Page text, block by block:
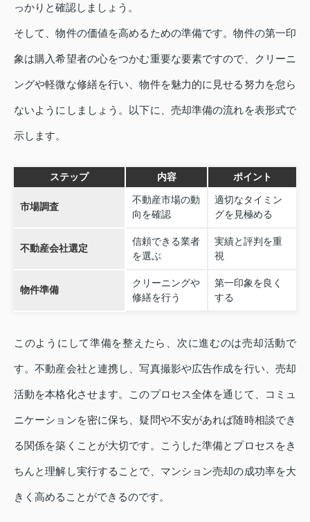
っかりと確認しましょう。
そして、物件の価値を高めるための準備です。物件の第一印
象は購入希望者の心をつかむ重要な要素ですので、クリーニ
ングや軽微な修繕を行い、物件を魅力的に見せる努力を怠ら
ないようにしましょう。以下に、売却準備の流れを表形式で
示します。
ステップ 内容 ポイント
市場調査
不動産市場の動
向を確認
適切なタイミン
グを見極める
不動産会社選定
信頼できる業者
を選ぶ
実績と評判を重
視
物件準備
クリーニングや
修繕を行う
第一印象を良く
する
このようにして準備を整えたら、次に進むのは売却活動で
す。不動産会社と連携し、写真撮影や広告作成を行い、売却
活動を本格化させます。このプロセス全体を通じて、コミュ
ニケーションを密に保ち、疑問や不安があれば随時相談でき
る関係を築くことが大切です。こうした準備とプロセスをき
ちんと理解し実行することで、マンション売却の成功率を大
きく高めることができるのです。